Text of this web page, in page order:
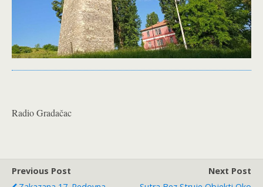
Radio Gradačac
Previous Post
Next Post